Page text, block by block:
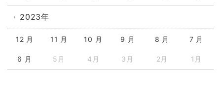
2023年
12 月 11 月 10 月 9 月 8 月 7 月
6 月 5月 4月 3月 2月 1月